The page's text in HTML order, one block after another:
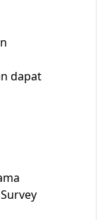
dapat